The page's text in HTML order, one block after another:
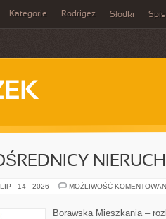
Kategorie Rodrigez Słodki Spis
LIP - 14 - 2026 MOŻLIWOŚĆ
Borawska Mieszkania –